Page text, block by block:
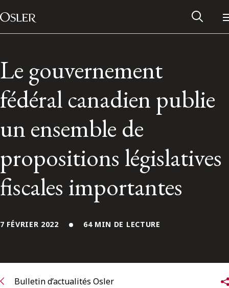
Passer au contenu
Main Navigation
Réseau des anciens d’Osler
Le gouvernement
fédéral canadien publie
un ensemble de
propositions législatives
fiscales importantes
7 FÉVRIER 2022 64 MIN DE LECTURE
Bulletin d’actualités Osler